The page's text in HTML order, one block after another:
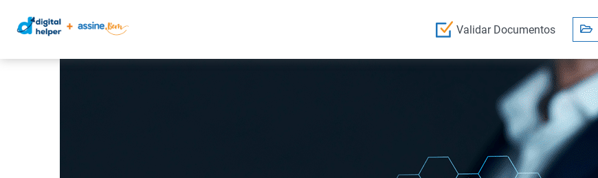
Validar Documentos